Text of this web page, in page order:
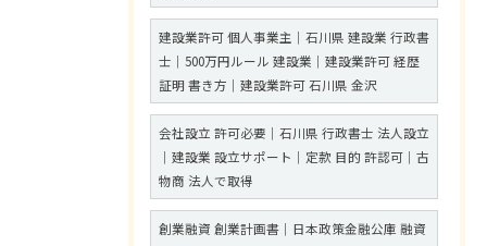
建設業許可 個人事業主｜石川県 建設業 行政書
士｜500万円ルール 建設業｜建設業許可 経歴
証明 書き方｜建設業許可 石川県 金沢
会社設立 許可必要｜石川県 行政書士 法人設立
｜建設業 設立サポート｜定款 目的 許認可｜古
物商 法人で取得
創業融資 創業計画書｜日本政策金融公庫 融資